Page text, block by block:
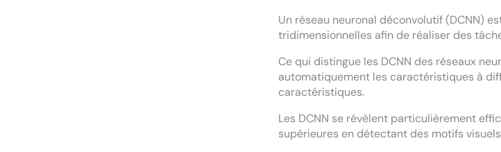
Un réseau neuronal déconvolutif (DCNN)
tridimensionnelles afin de réaliser des
Ce qui distingue les DCNN des réseaux
automatiquement les caractéristiques à
caractéristiques.
Les DCNN se révèlent particulièrement
supérieures en détectant des motifs